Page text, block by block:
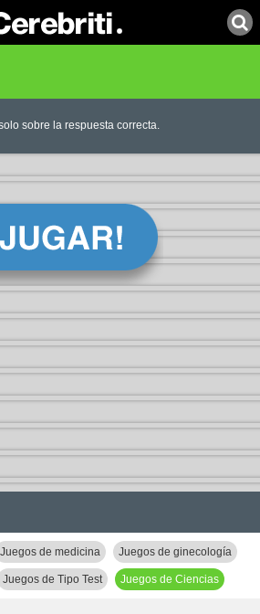
sobre la respuesta correcta.
Juegos de medicina Juegos de ginecología
Juegos de Tipo Test Juegos de Ciencias